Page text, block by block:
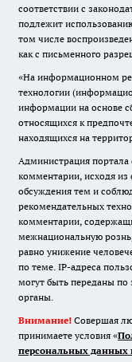
соответствии с
подлежит
том числе
как с письменного
«На информационном
технологии
информации на основе
относящихся к
находящихся на
Администрация портала
комментарии, исходя из
обсуждения тем и
рекомендательных
комментарии,
межнациональную
равно унижение
по теме. IP-адреса
могут быть переданы по
органы.
Внимание! Совершая
принимаете условия «
персональных данных